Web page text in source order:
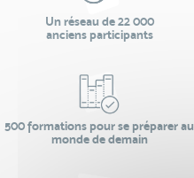
Un réseau de 22 000
anciens participants
500 formations pour se préparer au
monde de demain